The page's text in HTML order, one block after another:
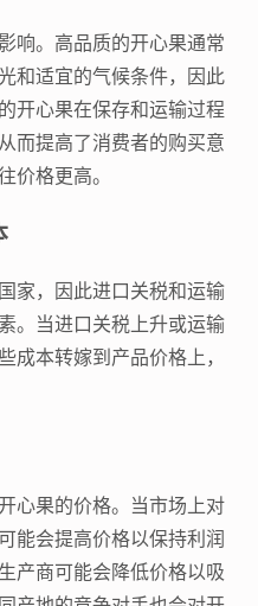
响。高品质的开心果通常
和适宜的气候条件，因此
开心果在保存和运输过程
而提高了消费者的购买意
价格更高。
家，因此进口关税和运输
。当进口关税上升或运输
成本转嫁到产品价格上，
心果的价格。当市场上对
能会提高价格以保持利润
产商可能会降低价格以吸